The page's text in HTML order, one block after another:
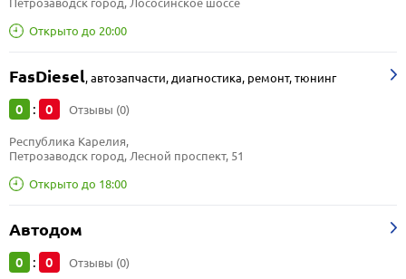
Открыто до 20:00
FasDiesel,автозапчасти, диагностика, ремонт, тюнинг
0 : 0 Отзывы (0)
Открыто до 18:00
Республика Карелия,
Петрозаводск город, Лесной проспект, 51
Автодом
0 : 0 Отзывы (0)